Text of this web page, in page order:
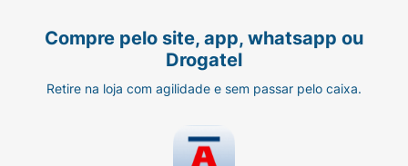
Compre pelo site, app, whatsapp ou
Drogatel
Retire na loja com agilidade e sem passar pelo caixa.